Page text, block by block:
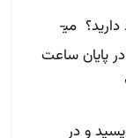
در پایان هفته و ماه، چه انتظاراتی از خود دارید؟ می­
پایان ساعت
و در